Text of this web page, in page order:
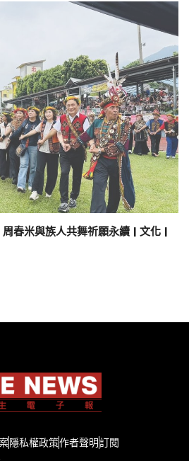
春米與族人共舞祈願永續 | 文化 |
隱私權政策作者聲明訂閱